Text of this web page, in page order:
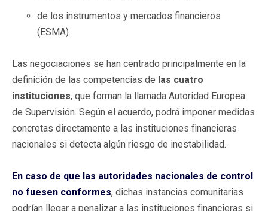
de los instrumentos y mercados financieros
(ESMA).
Las negociaciones se han centrado principalmente en la
definición de las competencias de las cuatro
instituciones, que forman la llamada Autoridad Europea
de Supervisión. Según el acuerdo, podrá imponer medidas
concretas directamente a las instituciones financieras
nacionales si detecta algún riesgo de inestabilidad.
En caso de que las autoridades nacionales de control
no fuesen conformes, dichas instancias comunitarias
podrían llegar a penalizar a las instituciones financieras si